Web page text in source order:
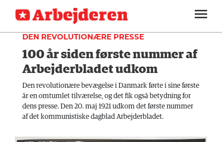
SEKTIONER
ARBEJDEREN
MENER
FAGLIGT
INDLAND
SOUNDCLOUD
ABONNER
LOG IND
DEN REVOLUTIONÆRE PRESSE
100 år siden første nummer af
Arbejderbladet udkom
Den revolutionære bevægelse i Danmark førte i sine første
år en omtumlet tilværelse, og det fik også betydning for
dens presse. Den 20. maj 1921 udkom det første nummer
af det kommunistiske dagblad Arbejderbladet.